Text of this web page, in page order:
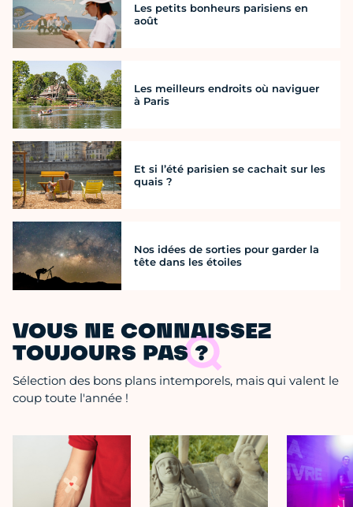
Les petits bonheurs parisiens en
août
Les meilleurs endroits où naviguer
à Paris
Et si l’été parisien se cachait sur les
quais ?
Nos idées de sorties pour garder la
tête dans les étoiles
VOUS NE CONNAISSEZ
TOUJOURS PAS ?
Sélection des bons plans intemporels, mais qui valent le
coup toute l'année !